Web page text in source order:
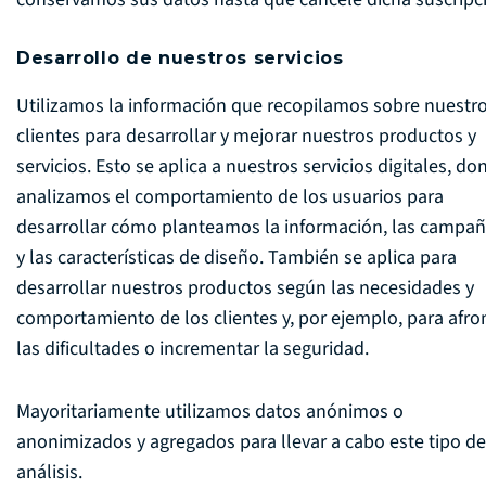
Desarrollo de nuestros servicios
Utilizamos la información que recopilamos sobre
clientes para desarrollar y mejorar nuestros productos y
servicios. Esto se aplica a nuestros servicios digitales,
analizamos el comportamiento de los usuarios para
desarrollar cómo planteamos la información, las
y las características de diseño. También se aplica para
desarrollar nuestros productos según las necesidades y
comportamiento de los clientes y, por ejemplo, para
las dificultades o incrementar la seguridad.
Mayoritariamente utilizamos datos anónimos o
anonimizados y agregados para llevar a cabo este tipo de
análisis.